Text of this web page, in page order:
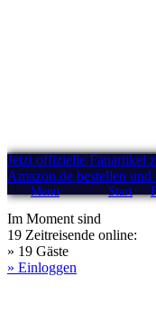
Jetzt offizielle Fanartikel
Amazon.de bestellen
Menü Start
Im Moment sind
19 Zeitreisende online:
» 19 Gäste
» Einloggen